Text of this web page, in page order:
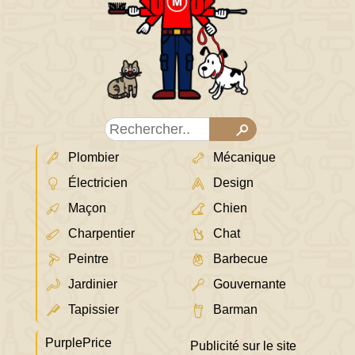
Plombier
Électricien
Maçon
Charpentier
Peintre
Jardinier
Tapissier
Mécanique
Design
Chien
Chat
Barbecue
Gouvernante
Barman
PurplePrice Publicité sur le site